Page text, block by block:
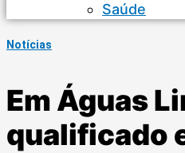
Saúde
Notícias
Em Águas
qualificado